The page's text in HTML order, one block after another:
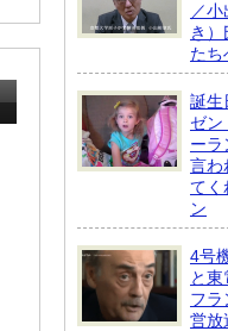
／
き
たち
誕生
ゼン
ーラ
言わ
てく
ン
4号
と
フラ
営放